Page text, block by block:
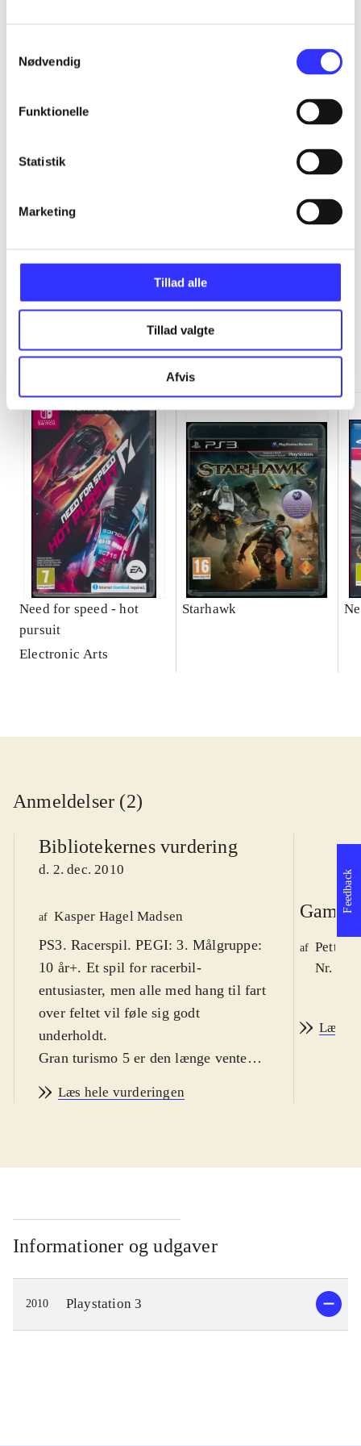
Nødvendig
Funktionelle
Statistik
Marketing
Tillad alle
Tillad valgte
Afvis
Minder om
Need for speed - hot
pursuit
Electronic Arts
Starhawk
Anmeldelser (2)
Bibliotekernes vurdering
d. 2. dec. 2010
af Kasper Hagel Madsen
PS3. Racerspil. PEGI: 3. Målgruppe:
10 år+. Et spil for racerbil-
entusiaster, men alle med hang til fart
over feltet vil føle sig godt
underholdt.
Gran turismo 5 er den længe ventede
Du kan vælge realistisk GT mode,
samme vælger en bil og racer mod
player. Du kan vælge mellem 1031
virkelige bilmodeller fx Lamborghini
og Mercedes. For første gang i serien
kan man online race mod op til 15
modstandere. Bilfysikken, lyseffekter
og lyde virker så realistisk, at det
andre baner. I spillets hoveddel, GT
Læs hele vurderingen
Game
af Petter
Nr.
Læs
Informationer og udgaver
2010 Playstation 3
Feedback